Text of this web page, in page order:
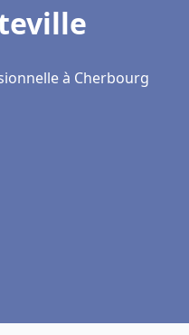
à Cherbourg